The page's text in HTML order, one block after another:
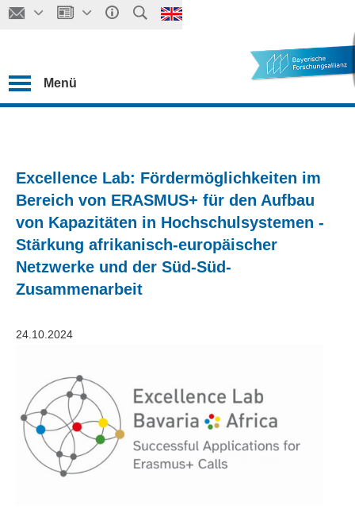
Menü
Excellence Lab: Fördermöglichkeiten im
Bereich von ERASMUS+ für den Aufbau
von Kapazitäten in Hochschulsystemen -
Stärkung afrikanisch-europäischer
Netzwerke und der Süd-Süd-
Zusammenarbeit
24.10.2024